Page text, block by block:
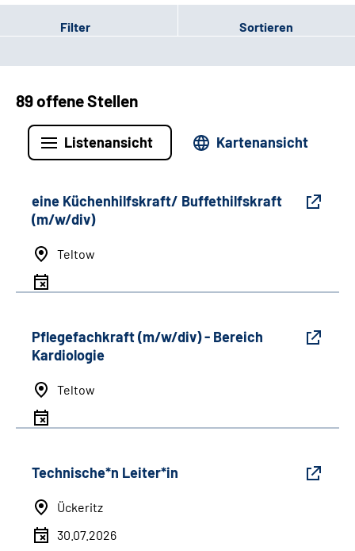
Filter Sortieren
89 offene Stellen
Listenansicht Kartenansicht
eine Küchenhilfskraft/ Buffethilfskraft
(m/w/div)
Teltow
Pflegefachkraft (m/w/div) - Bereich
Kardiologie
Teltow
Technische*n Leiter*in
Ückeritz
30.07.2026